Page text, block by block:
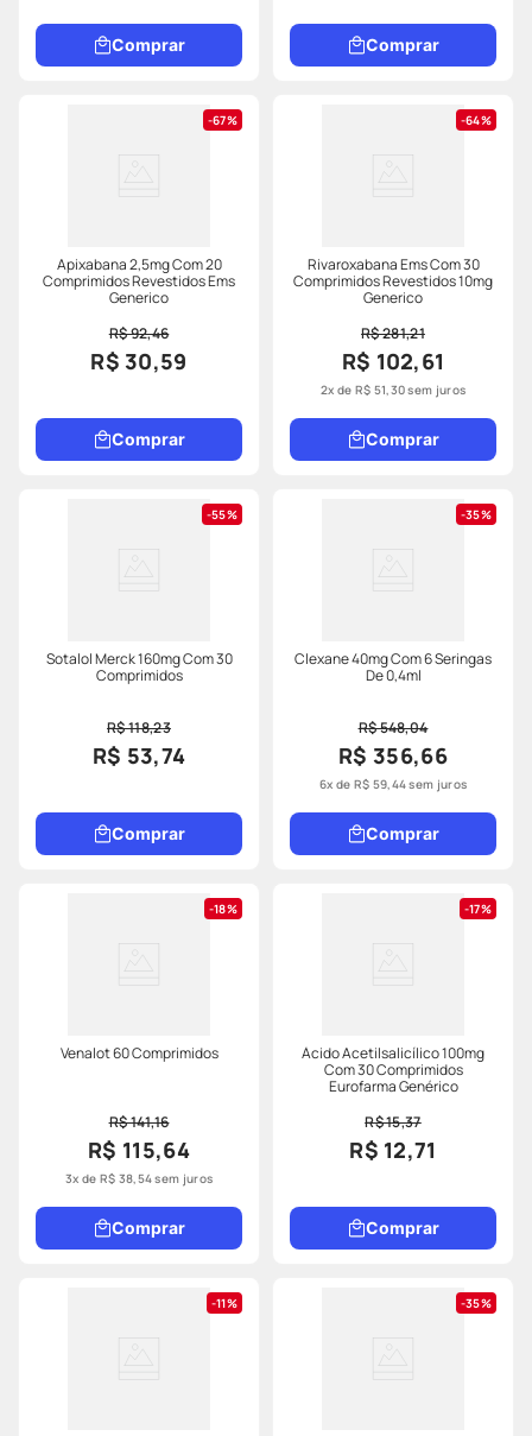
Comprar Comprar
67%
Apixabana 2,5mg Com 20
Comprimidos Revestidos Ems
Generico
R$ 92,46
R$ 30,59
Comprar
64%
Rivaroxabana Ems Com 30
Comprimidos Revestidos 10mg
Generico
R$ 281,21
R$ 102,61
2x de R$ 51,30sem juros
Comprar
55%
Sotalol Merck 160mg Com 30
Comprimidos
R$ 118,23
R$ 53,74
Comprar
35%
Clexane 40mg Com 6 Seringas
De 0,4ml
R$ 548,04
R$ 356,66
6x de R$ 59,44sem juros
Comprar
18%
Venalot 60 Comprimidos
R$ 141,16
R$ 115,64
3x de R$ 38,54sem juros
Comprar
17%
Ácido Acetilsalicílico 100mg
Com 30 Comprimidos
Eurofarma Genérico
R$ 15,37
R$ 12,71
Comprar
11% 35%